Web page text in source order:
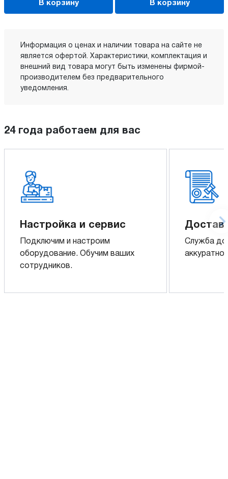
В корзину В корзину
Информация о ценах и наличии товара на сайте не
является офертой. Характеристики, комплектация и
внешний вид товара могут быть изменены фирмой-
производителем без предварительного
уведомления.
24 года работаем для вас
Настройка и сервис
Подключим и настроим
оборудование. Обучим ваших
сотрудников.
Служба
аккуратно